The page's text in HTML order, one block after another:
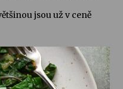
jsou už v ceně